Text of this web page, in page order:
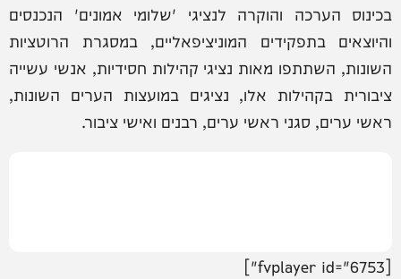
בכינוס הערכה והוקרה לנציגי 'שלומי אמונים' הנכנסים
והיוצאים בתפקידים המוניציפאליים, במסגרת הרוטציות
השונות, השתתפו מאות נציגי קהילות חסידיות, אנשי עשייה
ציבורית בקהילות אלו, נציגים במועצות הערים השונות,
ראשי ערים, סגני ראשי ערים, רבנים ואישי ציבור.
[fvplayer id="6753"]